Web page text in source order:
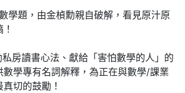
學題，由金楨勳親自破解，看見原汁原
房讀書心法、獻給「害怕數學的人」的
數學專有名詞解釋，為正在與數學/課業
切的鼓勵！